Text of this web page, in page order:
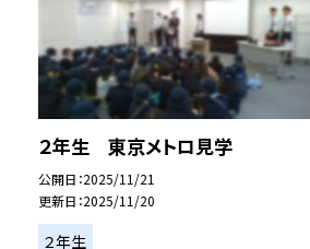
２年生 東京メトロ見学
公開日 2025/11/21
更新日 2025/11/20
２年生